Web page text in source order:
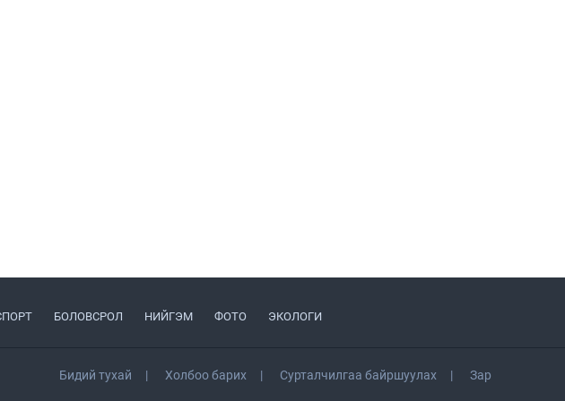
дансыг битүүмжлэхгүй
БОЛОВСРОЛ НИЙГЭМ ФОТО ЭКОЛОГИ
Бидий тухай Холбоо барих Сурталчилгаа байршуулах Зар